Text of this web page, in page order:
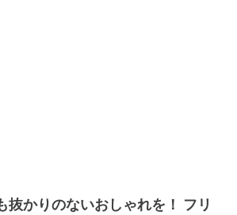
抜かりのないおしゃれを！ フリ